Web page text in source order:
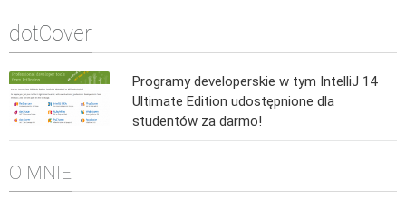
Metody numeryczne
Algorytmy sortowania
dotCover
Programy developerskie w tym IntelliJ 14
Ultimate Edition udostępnione dla
studentów za darmo!
O MNIE